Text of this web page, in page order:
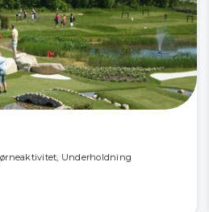
Underholdning